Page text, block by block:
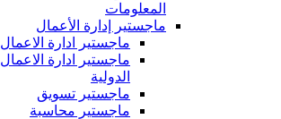
المعلومات
ماجستير إدارة الأعمال
ماجستير ادارة الاعمال
ماجستير ادارة الاعمال
الدولية
ماجستير تسويق
ماجستير محاسبة